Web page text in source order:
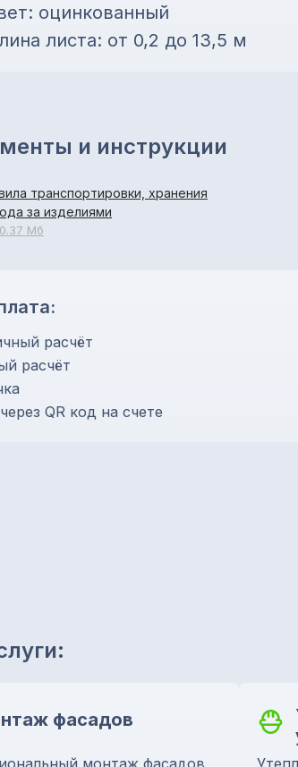
оцинкованный
листа: от 0,2 до 13,5 м
транспортировки, хранения
за изделиями
Мб
и инструкции
расчёт
расчёт
QR код на счете
фасадов
монтаж фасадов